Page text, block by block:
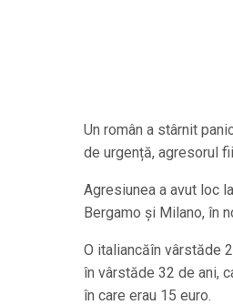
Un român a stârnit
de urgență, agresorul
Agresiunea a avut loc
Bergamo și Milano, în
O italiancăîn vârstăde
în vârstăde 32 de ani,
în care erau 15 euro.